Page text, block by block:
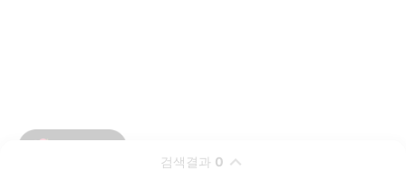
검색결과 0